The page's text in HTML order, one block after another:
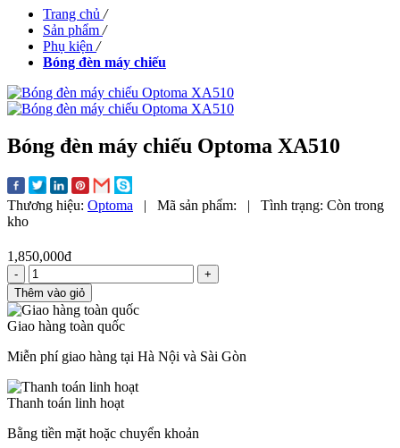
Trang chủ /
Sản phẩm /
Phụ kiện /
Bóng đèn máy chiếu
Bóng đèn máy chiếu Optoma XA510
Thương hiệu: Optoma | Mã sản phẩm: | Tình trạng: Còn trong
kho
1,850,000đ
-
+
Thêm vào giỏ
Giao hàng toàn quốc
Miễn phí giao hàng tại Hà Nội và Sài Gòn
Thanh toán linh hoạt
Bằng tiền mặt hoặc chuyển khoản